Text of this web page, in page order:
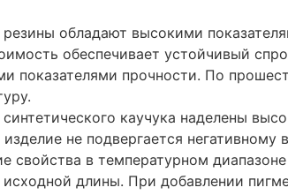
резины обладают высокими
обеспечивает устойчивый
показателями прочности. По
синтетического каучука наделены
не подвергается
свойства в температурном
длины. При добавлении